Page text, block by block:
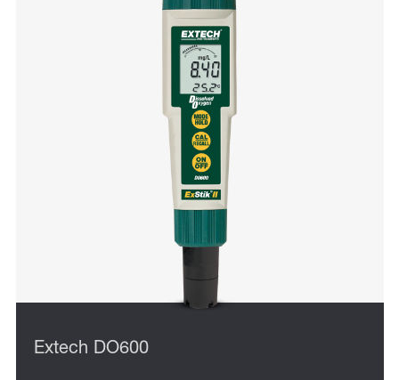
Extech DO600